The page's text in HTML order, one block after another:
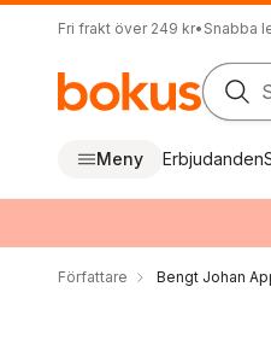
Fri frakt över 249 kr• Snabba
Meny Erbjudanden
Författare Bengt Johan